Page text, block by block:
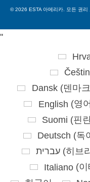
© 2026 ESTA 아메리카. 모든 권리
''
Dansk(덴마
English (영어
Suomi (핀
Deutsch (독
עברית (히브
Italiano (이